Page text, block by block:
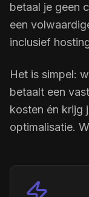
betaal je geen
een
inclusief
Het is simpel:
betaalt een
kosten én krijg
optimalisatie.